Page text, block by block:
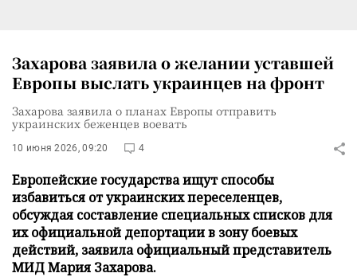
Захарова заявила о желании уставшей
Европы выслать украинцев на фронт
Захарова заявила о планах Европы отправить
украинских беженцев воевать
10 июня 2026, 09:20 4
Европейские государства ищут способы
избавиться от украинских переселенцев,
обсуждая составление специальных списков для
их официальной депортации в зону боевых
действий, заявила официальный представитель
МИД Мария Захарова.